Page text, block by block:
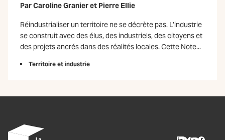
ParCaroline Granieret Pierre Ellie
Réindustrialiser un territoire ne se décrète pas. L’industrie
se construit avec des élus, des industriels, des citoyens et
des projets ancrés dans des réalités locales. Cette Note...
Territoire et industrie